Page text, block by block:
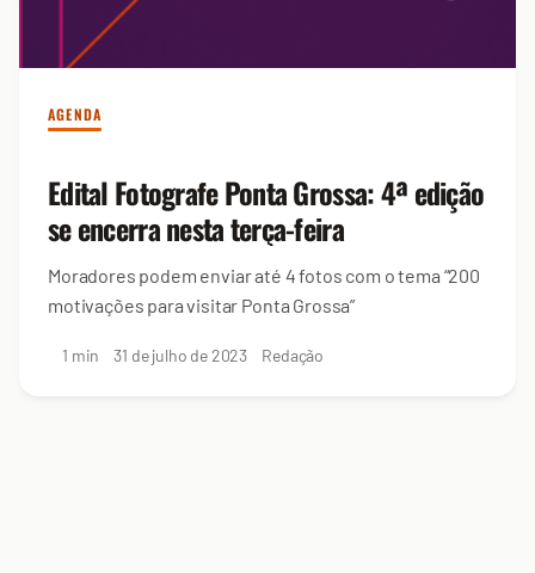
AGENDA
Edital Fotografe Ponta Grossa: 4ª edição
se encerra nesta terça-feira
Moradores podem enviar até 4 fotos com o tema “200
motivações para visitar Ponta Grossa”
1 min 31 de julho de 2023 Redação